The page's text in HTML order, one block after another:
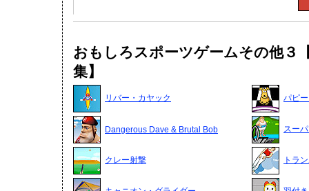
おもしろスポーツゲームその他３
集】
リバー・カヤック パピ
Dangerous Dave & Brutal Bob スー
クレー射撃 トラ